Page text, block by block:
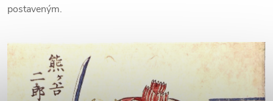
postaveným.